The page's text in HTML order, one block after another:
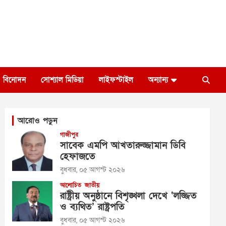
বিনোদন সোশ্যাল মিডিয়া লাইফস্টাইল অন্যান্য
আরোও পড়ুন
গাজীপুর
সাবেক এমপি আখতারুজ্জামান ডিবি
হেফাজতে
বুধবার, ০৫ আগস্ট ২০২৬
আলোচিত জাতীয়
রাষ্ট্রীয় অনুষ্ঠানে বিশৃঙ্খলা দেখে ‘লজ্জিত
ও ব্যথিত’ রাষ্ট্রপতি
বুধবার, ০৫ আগস্ট ২০২৬